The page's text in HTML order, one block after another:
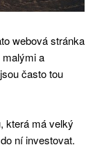
webová stránka
a
často tou
která má velký
ní investovat.